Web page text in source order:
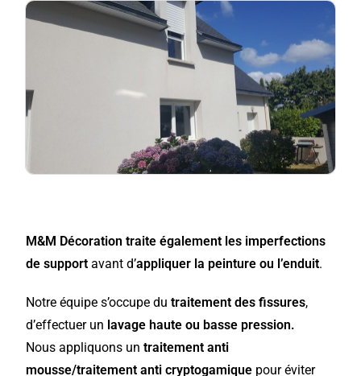
M&M Décoration traite également les imperfections
de support avant d’appliquer la peinture ou l’enduit.
Notre équipe s’occupe dutraitement des fissures,
d’effectuer un lavage haute ou basse pression.
Nous appliquons untraitement anti
mousse/traitement anti cryptogamique pour éviter